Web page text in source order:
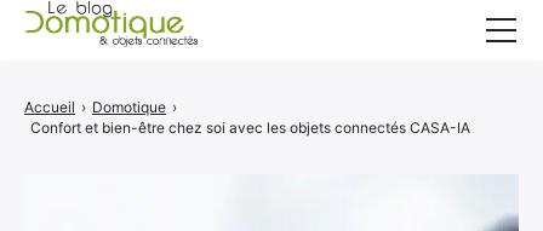
Accueil › Domotique ›
Confort et bien-être chez soi avec les objets connectés CASA-IA
Catégories